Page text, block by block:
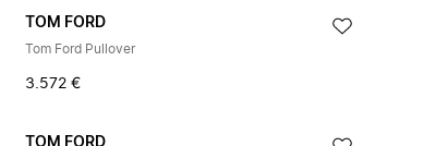
TOM FORD
Tom Ford Pullover
3.572 €
TOM FORD